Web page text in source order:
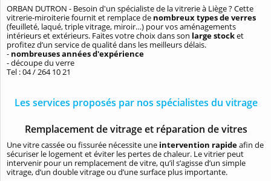
ORBAN DUTRON - Besoin d'un spécialiste de la vitrerie à Liège ? Cette
vitrerie-miroiterie fournit et remplace de nombreux types de verres
(feuilleté, laqué, triple vitrage, miroir…) pour vos aménagements
intérieurs et extérieurs. Faites votre choix dans son large stocket
profitez d’un service de qualité dans les meilleurs délais.
- nombreuses années d'expérience
- découpe du verre
Tel : 04 / 264 10 21
Les services proposés par nos spécialistes du vitrage
Remplacement de vitrage et réparation de vitres
Une vitre cassée ou fissurée nécessite une intervention rapideafin de
sécuriser le logement et éviter les pertes de chaleur. Le vitrier peut
intervenir pour un remplacement de vitre, qu’il s’agisse d’un simple
vitrage, d’un double vitrage ou d’une surface plus importante.